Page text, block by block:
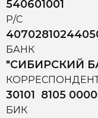
540601001
Р/С
БАНК
"СИБИРСКИЙ
30101 8105
БИК